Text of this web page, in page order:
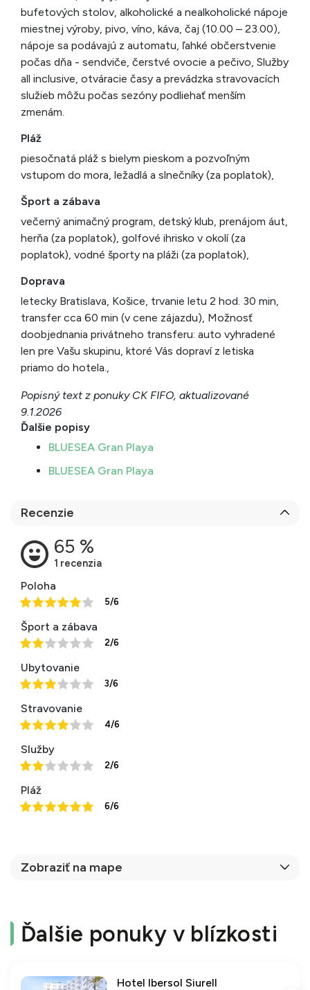
bufetových stolov, alkoholické a nealkoholické nápoje
miestnej výroby, pivo, víno, káva, čaj (10.00 – 23.00),
nápoje sa podávajú z automatu, ľahké občerstvenie
počas dňa - sendviče, čerstvé ovocie a pečivo, Služby
all inclusive, otváracie časy a prevádzka stravovacích
služieb môžu počas sezóny podliehať menším
zmenám.
Pláž
piesočnatá pláž s bielym pieskom a pozvoľným
vstupom do mora, ležadlá a slnečníky (za poplatok),
Šport a zábava
večerný animačný program, detský klub, prenájom áut,
herňa (za poplatok), golfové ihrisko v okolí (za
poplatok), vodné športy na pláži (za poplatok),
Doprava
letecky Bratislava, Košice, trvanie letu 2 hod. 30 min,
transfer cca 60 min (v cene zájazdu), Možnosť
doobjednania privátneho transferu: auto vyhradené
len pre Vašu skupinu, ktoré Vás dopraví z letiska
priamo do hotela.,
Popisný text z ponuky CK FIFO, aktualizované
9.1.2026
Ďalšie popisy
BLUESEA Gran Playa
BLUESEA Gran Playa
Recenzie
Poloha
5/6
Šport a zábava
2/6
Ubytovanie
3/6
Stravovanie
4/6
Služby
2/6
Pláž
6/6
Zobraziť na mape
Ďalšie ponuky v blízkosti
Hotel Ibersol Siurell